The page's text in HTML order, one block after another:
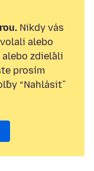
Nikdy vás
alebo
zdieľali
prosím
“Nahlásiť